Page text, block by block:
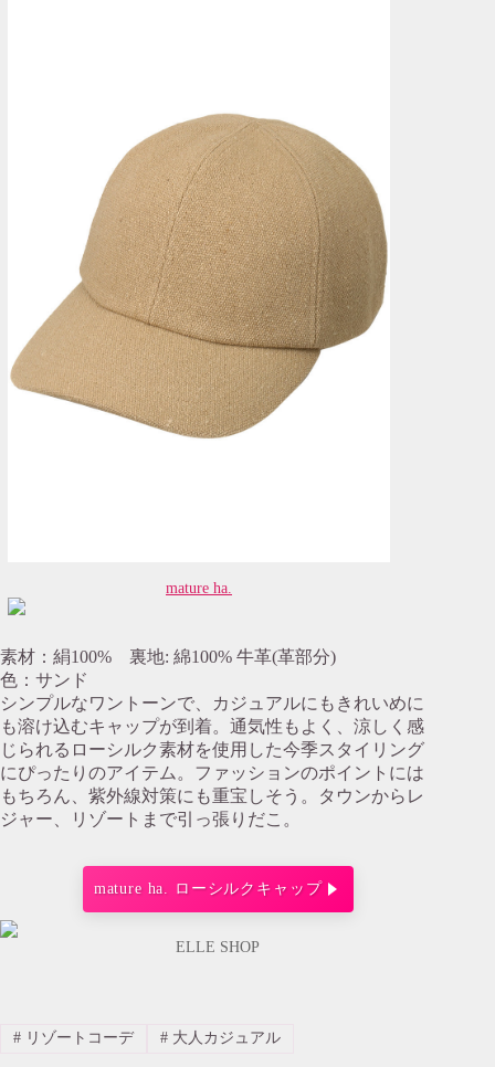
mature ha.
素材：絹100% 裏地: 綿100% 牛革(革部分)
色：サンド
シンプルなワントーンで、カジュアルにもきれいめに
も溶け込むキャップが到着。通気性もよく、涼しく感
じられるローシルク素材を使用した今季スタイリング
にぴったりのアイテム。ファッションのポイントには
もちろん、紫外線対策にも重宝しそう。タウンからレ
ジャー、リゾートまで引っ張りだこ。
mature ha. ローシルクキャップ
ELLE SHOP
#リゾートコーデ #大人カジュアル